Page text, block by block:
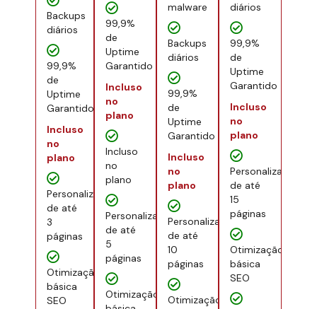
Backups
diários
99,9%
de
Uptime
Garantido
Incluso
no
plano
Personalização
de até
3
páginas
Otimização
básica
SEO
99,9%
de
Uptime
Garantido
Incluso
no
plano
Incluso
no
plano
Personalização
de até
5
páginas
Otimização
malware
Backups
diários
99,9%
de
Uptime
Garantido
Incluso
no
plano
Personalização
de até
10
páginas
Otimização
diários
99,9%
de
Uptime
Garantido
Incluso
no
plano
Personalização
de até
15
páginas
Otimização
básica
SEO